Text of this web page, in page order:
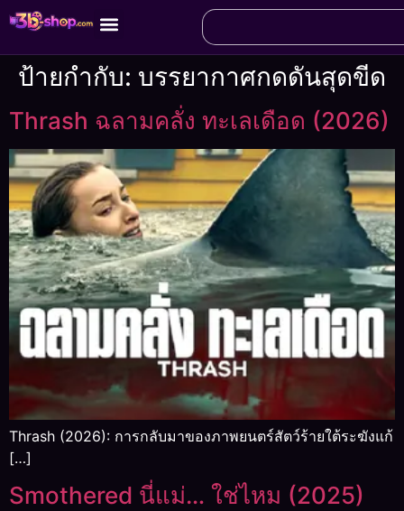
ป้ายกำกับ: บรรยากาศกดดันสุดขีด
Thrash ฉลามคลั่ง ทะเลเดือด (2026)
Thrash (2026): การกลับมาของภาพยนตร์สัตว์ร้ายใต้ระฆังแก้
[…]
Smothered นี่แม่… ใช่ไหม (2025)